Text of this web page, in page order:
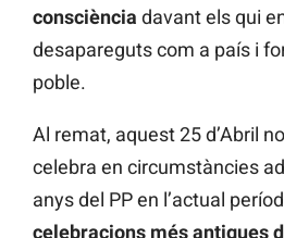
consciència davant els qui
desapareguts com a país i
poble.
Al remat, aquest 25 d’Abril
celebra en circumstàncies
anys del PP en l’actual
celebracions més antigues